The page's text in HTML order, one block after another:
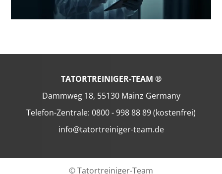
TATORTREINIGER-TEAM ®
Dammweg 18, 55130 Mainz Germany
Telefon-Zentrale: 0800 - 998 88 89 (kostenfrei)
info@tatortreiniger-team.de
© Tatortreiniger-Team